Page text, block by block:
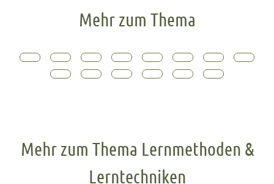
Mehr zum Thema
Mehr zum Thema Lernmethoden &
Lerntechniken